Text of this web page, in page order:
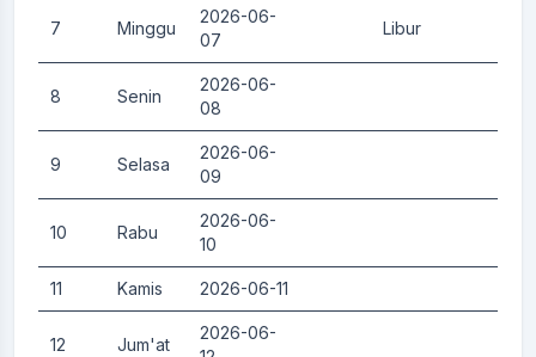
7 Minggu
2026-06-
07
Libur
8 Senin
2026-06-
08
9 Selasa
2026-06-
09
10 Rabu
2026-06-
10
11 Kamis 2026-06-11
12 Jum'at
2026-06-